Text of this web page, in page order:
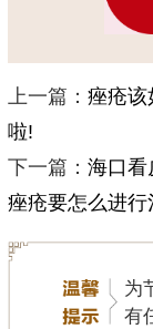
上一篇： 痤疮该
啦!
下一篇： 海口看
痤疮要怎么进行
为
有